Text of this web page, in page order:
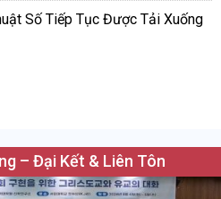
Số Tiếp Tục Được Tải Xuống
– Đại Kết & Liên Tôn